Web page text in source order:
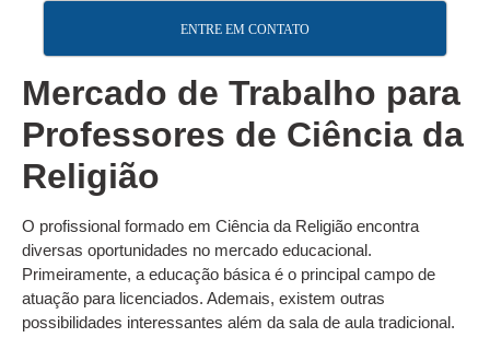
ENTRE EM CONTATO
Mercado de Trabalho para
Professores de Ciência da
Religião
O profissional formado em Ciência da Religião encontra
diversas oportunidades no mercado educacional.
Primeiramente, a educação básica é o principal campo de
atuação para licenciados. Ademais, existem outras
possibilidades interessantes além da sala de aula tradicional.